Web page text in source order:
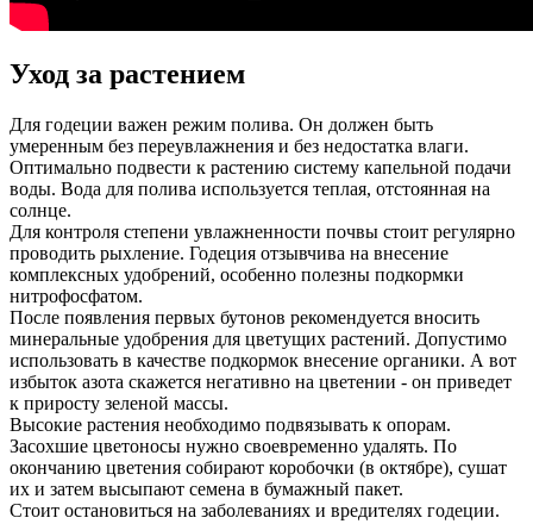
Уход за растением
Для годеции важен режим полива. Он должен быть
умеренным без переувлажнения и без недостатка влаги.
Оптимально подвести к растению систему капельной подачи
воды. Вода для полива используется теплая, отстоянная на
солнце.
Для контроля степени увлажненности почвы стоит регулярно
проводить рыхление. Годеция отзывчива на внесение
комплексных удобрений, особенно полезны подкормки
нитрофосфатом.
После появления первых бутонов рекомендуется вносить
минеральные удобрения для цветущих растений. Допустимо
использовать в качестве подкормок внесение органики. А вот
избыток азота скажется негативно на цветении - он приведет
к приросту зеленой массы.
Высокие растения необходимо подвязывать к опорам.
Засохшие цветоносы нужно своевременно удалять. По
окончанию цветения собирают коробочки (в октябре), сушат
их и затем высыпают семена в бумажный пакет.
Стоит остановиться на заболеваниях и вредителях годеции.